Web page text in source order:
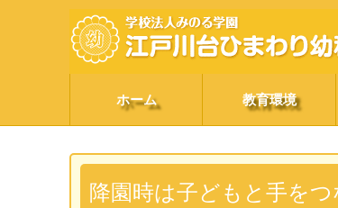
ホーム 教育環境
降園時は子どもと手を